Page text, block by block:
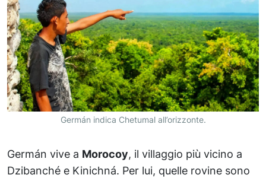
Germán indica Chetumal all’orizzonte.
Germán vive a Morocoy, il villaggio più vicino a
Dzibanché e Kinichná. Per lui, quelle rovine sono